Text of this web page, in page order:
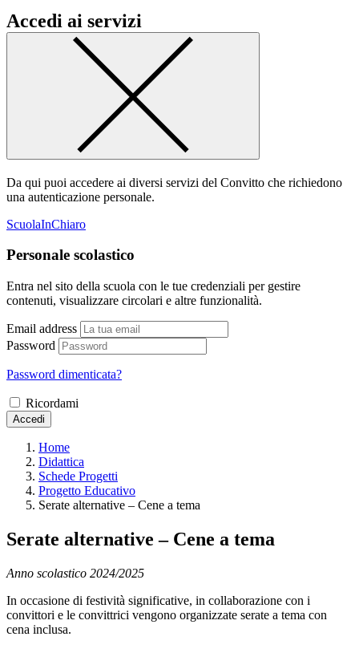
Accedi ai servizi
Da qui puoi accedere ai diversi servizi del Convitto che richiedono
una autenticazione personale.
ScuolaInChiaro
Personale scolastico
Entra nel sito della scuola con le tue credenziali per gestire
contenuti, visualizzare circolari e altre funzionalità.
Email address
Password
Password dimenticata?
Ricordami
Accedi
Home
Didattica
Schede Progetti
Progetto Educativo
Serate alternative – Cene a tema
Serate alternative – Cene a tema
Anno scolastico 2024/2025
In occasione di festività significative, in collaborazione con i
convittori e le convittrici vengono organizzate serate a tema con
cena inclusa.